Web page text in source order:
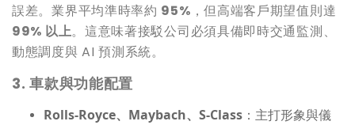
誤差。業界平均準時率約 95% ，但高端客戶期望值則達
99% 以上。這意味著接駁公司必須具備即時交通監測、
動態調度與 AI 預測系統。
3.車款與功能配置
Rolls-Royce、Maybach、S-Class ：主打形象與儀